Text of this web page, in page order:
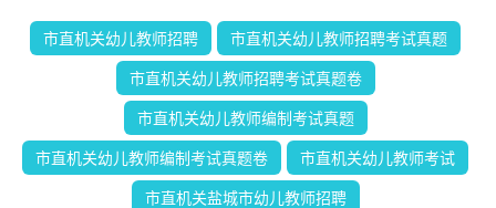
市直机关幼儿教师招聘 市直机关幼儿教师招聘考试真题
市直机关幼儿教师招聘考试真题卷
市直机关幼儿教师编制考试真题
市直机关幼儿教师编制考试真题卷 市直机关幼儿教师考试
市直机关盐城市幼儿教师招聘